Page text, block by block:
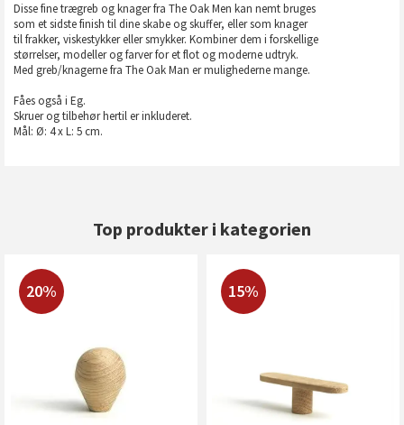
Disse fine trægreb og knager fra The Oak Men kan nemt bruges
som et sidste finish til dine skabe og skuffer, eller som knager
til frakker, viskestykker eller smykker. Kombiner dem i forskellige
størrelser, modeller og farver for et flot og moderne udtryk.
Med greb/knagerne fra The Oak Man er mulighederne mange.
Fåes også i Eg.
Skruer og tilbehør hertil er inkluderet.
Mål: Ø: 4 x L: 5 cm.
Top produkter i kategorien
20% 15%